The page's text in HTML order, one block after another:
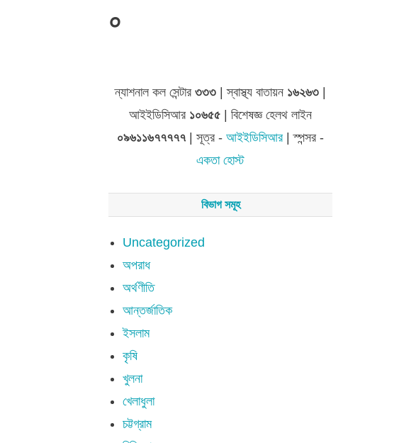
০
ন্যাশনাল কল সেন্টার৩৩৩ | স্বাস্থ্য বাতায়ন ১৬২৬৩
আইইডিসিআর ১০৬৫৫ | বিশেষজ্ঞ হেলথ লাইন
০৯৬১১৬৭৭৭৭৭| সূত্র -আইইডিসিআর| স্পন্সর -
একতা হোস্ট
বিভাগ সমূহ
Uncategorized
অপরাধ
অর্থণীতি
আন্তর্জাতিক
ইসলাম
কৃষি
খুলনা
খেলাধুলা
চট্টগ্রাম